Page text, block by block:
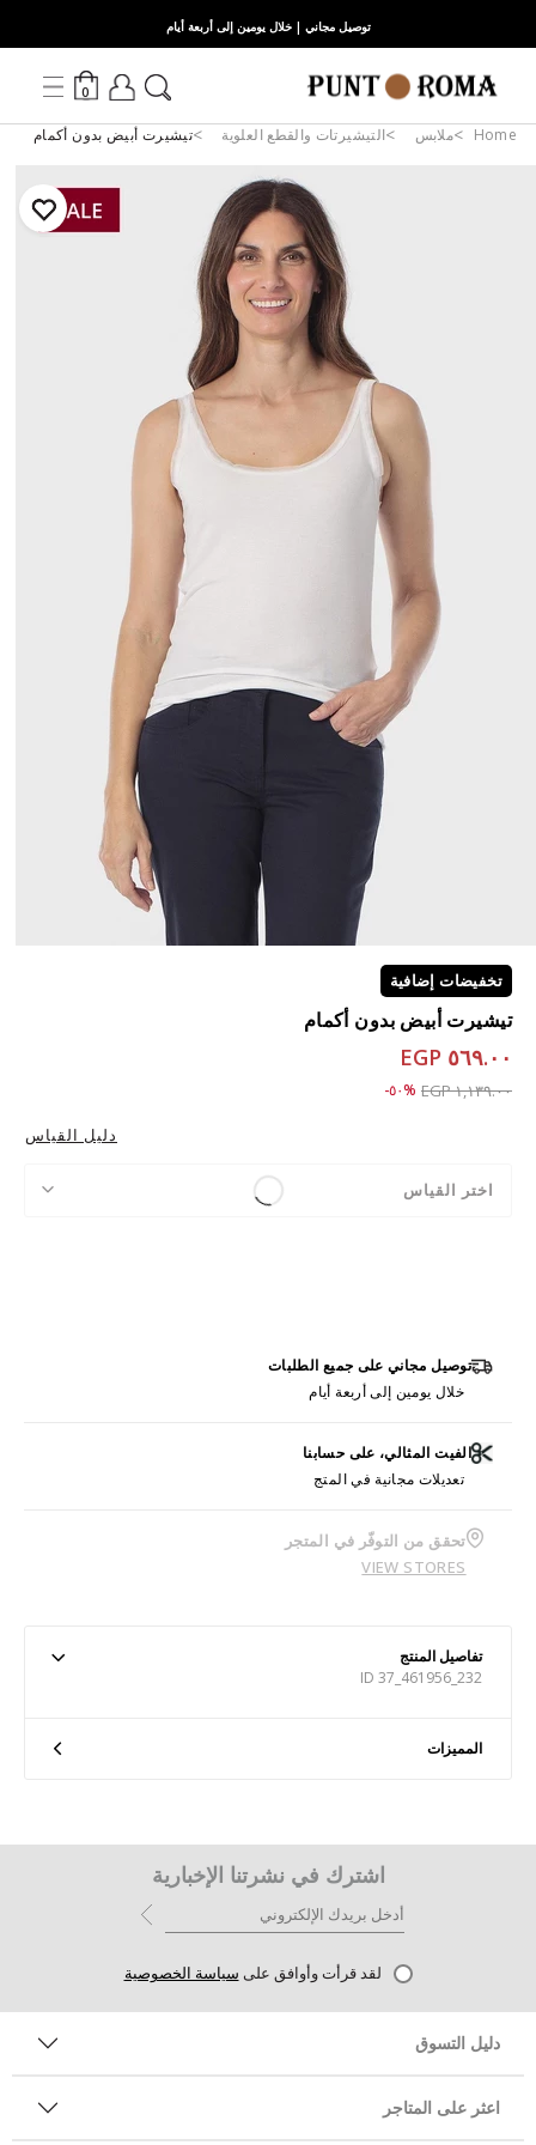
توصيل مجاني | خلال يومين إلى أربعة أيام
0
Home ملابس التيشيرتات والقطع العلوية تيشيرت أبيض بدون أكمام
تخفيضات إضافية
تيشيرت أبيض بدون أكمام
٥٦٩.٠٠ EGP
Price reduced from
١,١٣٩.٠٠ EGP to ٥٦٩.٠٠ EGP%٥٠-
دليل القياس
اختر القياس
توصيل مجاني على جميع الطلبات
خلال يومين إلى أربعة أيام
الفيت المثالي، على حسابنا
تعديلات مجانية في المتج
تحقق من التوفّر في المتجر
VIEW STORES
تفاصيل المنتج
ID 37_461956_232
المميزات
اشترك في نشرتنا الإخبارية
لقد قرأت وأوافق على سياسة الخصوصية
دليل التسوق
اعثر على المتاجر